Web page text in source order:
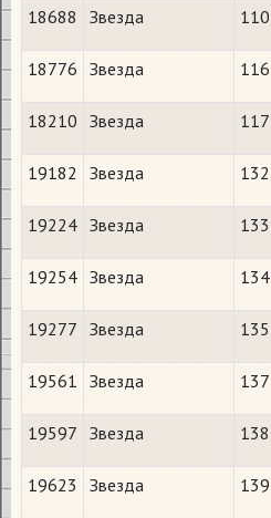
18688 Звезда 110
18776 Звезда 116
18210 Звезда 117
19182 Звезда 132
19224 Звезда 133
19254 Звезда 134
19277 Звезда 135
19561 Звезда 137
19597 Звезда 138
19623 Звезда 139